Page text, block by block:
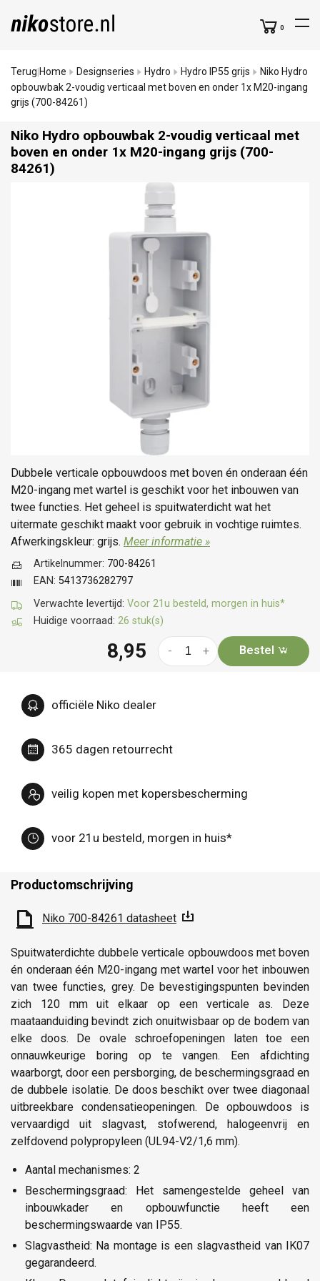
0
Terug Home Designseries Hydro Hydro IP55 grijs
Niko Hydro
opbouwbak 2-voudig verticaal met boven en onder 1x M20-ingang
grijs (700-84261)
Niko Hydro opbouwbak 2-voudig verticaal met
boven en onder 1x M20-ingang grijs (700-
84261)
Dubbele verticale opbouwdoos met boven én onderaan één
M20-ingang met wartel is geschikt voor het inbouwen van
twee functies. Het geheel is spuitwaterdicht wat het
uitermate geschikt maakt voor gebruik in vochtige ruimtes.
Afwerkingskleur: grijs. Meer informatie »
Verwachte levertijd: Voor 21u besteld, morgen in huis*
Huidige voorraad: 26 stuk(s)
Artikelnummer: 700-84261
EAN: 5413736282797
8,95 +
- Bestel
officiële Niko dealer
365 dagen retourrecht
veilig kopen met kopersbescherming
voor 21u besteld, morgen in huis*
Productomschrijving
Niko 700-84261 datasheet
Spuitwaterdichte dubbele verticale opbouwdoos met boven
én onderaan één M20-ingang met wartel voor het inbouwen
van twee functies, grey. De bevestigingspunten bevinden
zich 120 mm uit elkaar op een verticale as. Deze
maataanduiding bevindt zich onuitwisbaar op de bodem van
elke doos. De ovale schroefopeningen laten toe een
onnauwkeurige boring op te vangen. Een afdichting
waarborgt, door een persborging, de beschermingsgraad en
de dubbele isolatie. De doos beschikt over twee diagonaal
uitbreekbare condensatieopeningen. De opbouwdoos is
vervaardigd uit slagvast, stofwerend, halogeenvrij en
zelfdovend polypropyleen (UL94-V2/1,6 mm).
Aantal mechanismes: 2
Beschermingsgraad: Het samengestelde geheel van
inbouwkader en opbouwfunctie heeft een
beschermingswaarde van IP55.
Slagvastheid: Na montage is een slagvastheid van IK07
gegarandeerd.